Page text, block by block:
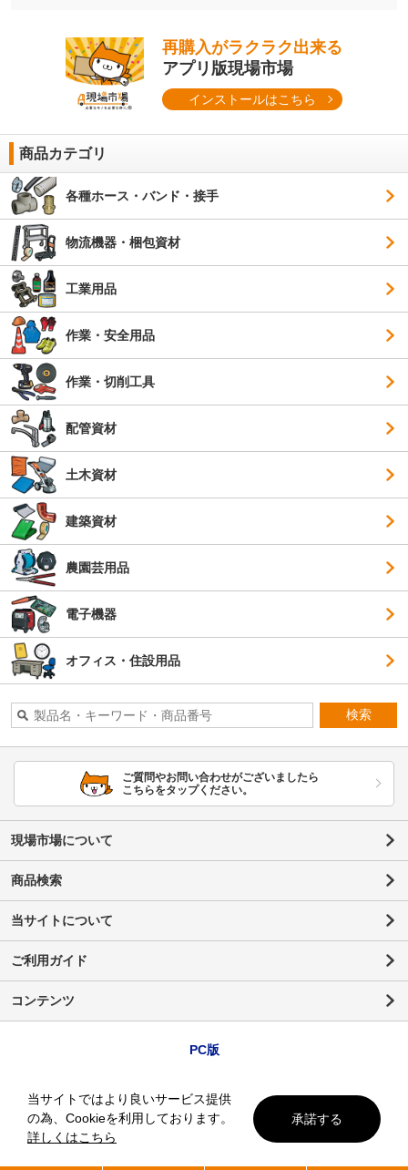
再購入がラクラク出来る
アプリ版現場市場
インストールはこちら
商品カテゴリ
各種ホース・バンド・接手
物流機器・梱包資材
工業用品
作業・安全用品
作業・切削工具
配管資材
土木資材
建築資材
農園芸用品
電子機器
オフィス・住設用品
検索
ご質問やお問い合わせがございましたら
こちらをタップください。
現場市場について
商品検索
当サイトについて
ご利用ガイド
コンテンツ
PC版
当サイトではより良いサービス提供
の為、Cookieを利用しております。
詳しくはこちら
承諾する